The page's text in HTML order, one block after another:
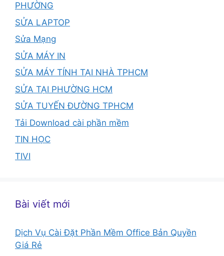
PHƯỜNG
SỬA LAPTOP
Sửa Mạng
SỬA MÁY IN
SỬA MÁY TÍNH TẠI NHÀ TPHCM
SỬA TẠI PHƯỜNG HCM
SỬA TUYẾN ĐƯỜNG TPHCM
Tải Download cài phần mềm
TIN HỌC
TIVI
Bài viết mới
Dịch Vụ Cài Đặt Phần Mềm Office Bản Quyền
Giá Rẻ